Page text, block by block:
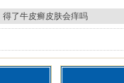
得了牛皮癣皮肤会痒吗